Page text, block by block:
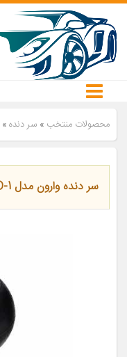
محصولات منتخب » سر دنده»
سر دنده وارون مدل D-1 مناسب برای پراید